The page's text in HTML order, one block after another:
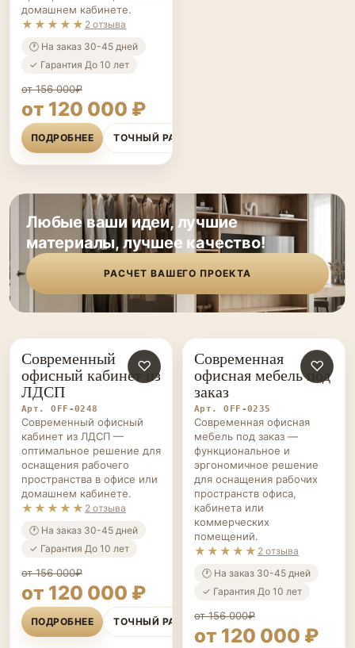
домашнем кабинете.
★★★★★ 2 отзыва
🕐 На заказ 30-45 дней
✓ Гарантия До 10 лет
от 156 000₽
от 120 000 ₽
ПОДРОБНЕЕ ТОЧНЫЙ РАСЧЁТ
Любые ваши идеи, лучшие
материалы, лучшее качество!
РАСЧЕТ ВАШЕГО ПРОЕКТА
ОФИСНАЯ
МЕБЕЛЬ НА ЗАКАЗ
♡
Современный
офисный кабинет из
ЛДСП
Арт. OFF-0248
Современный офисный
кабинет из ЛДСП —
оптимальное решение для
оснащения рабочего
пространства в офисе или
домашнем кабинете.
★★★★★ 2 отзыва
🕐 На заказ 30-45 дней
✓ Гарантия До 10 лет
от 156 000₽
от 120 000 ₽
ПОДРОБНЕЕ ТОЧНЫЙ РАСЧЁТ
ОФИСНАЯ
МЕБЕЛЬ НА ЗАКАЗ
♡
Современная
офисная мебель под
заказ
Арт. OFF-0235
Современная офисная
мебель под заказ —
функциональное и
эргономичное решение
для оснащения рабочих
пространств офиса,
кабинета или
коммерческих
помещений.
★★★★★ 2 отзыва
🕐 На заказ 30-45 дней
✓ Гарантия До 10 лет
от 156 000₽
от 120 000 ₽